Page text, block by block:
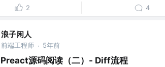
2 4
浪子闲人
前端工程师 · 5年前
Preact源码阅读（二）- Diff流程